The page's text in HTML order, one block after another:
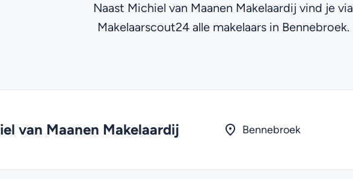
Naast Michiel van Maanen Makelaardij vind je via
Makelaarscout24 alle makelaars in Bennebroek.
van Maanen Makelaardij Bennebroek